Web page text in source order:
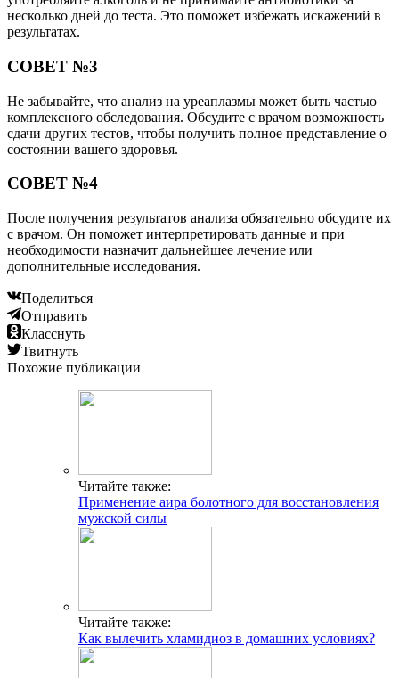
несколько дней до теста. Это поможет избежать искажений в
результатах.
СОВЕТ №3
Не забывайте, что анализ на уреаплазмы может быть частью
комплексного обследования. Обсудите с врачом возможность
сдачи других тестов, чтобы получить полное представление о
состоянии вашего здоровья.
СОВЕТ №4
После получения результатов анализа обязательно обсудите их
с врачом. Он поможет интерпретировать данные и при
необходимости назначит дальнейшее лечение или
дополнительные исследования.
Поделиться
Отправить
Класснуть
Твитнуть
Похожие публикации
Читайте также:
Применение аира болотного для восстановления
мужской силы
Читайте также:
Как вылечить хламидиоз в домашних условиях?